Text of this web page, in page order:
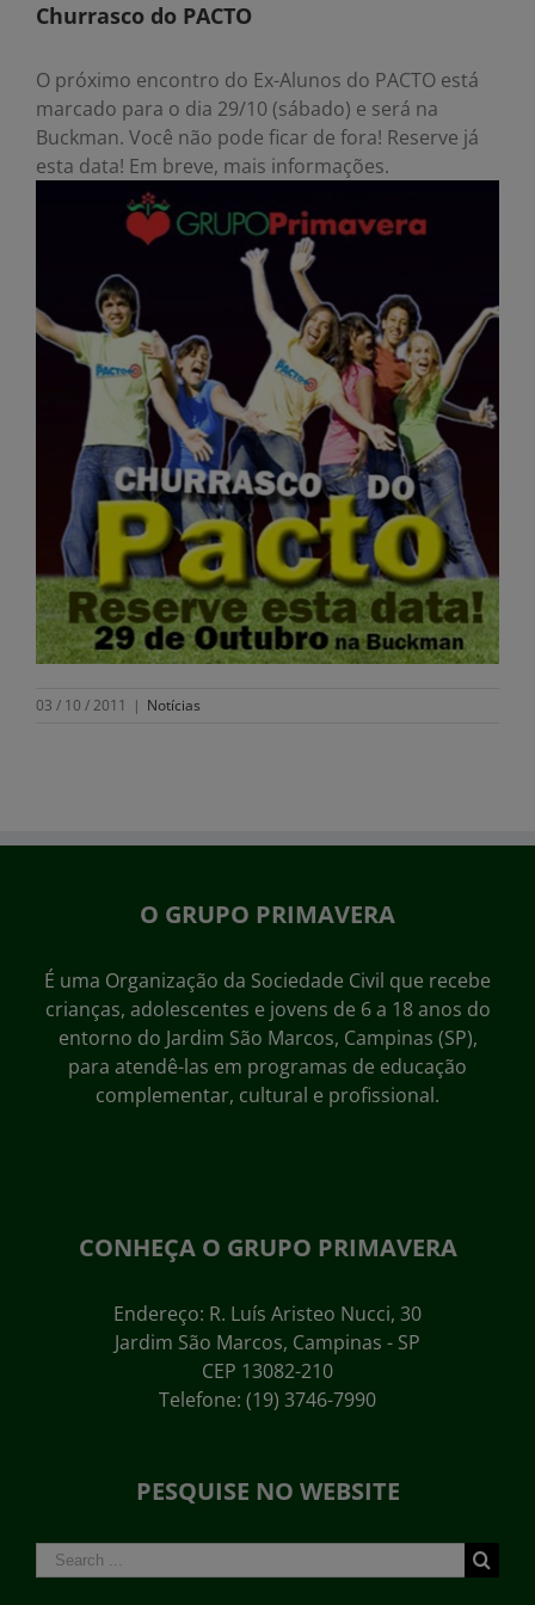
Churrasco do PACTO
O próximo encontro do Ex-Alunos do PACTO está
marcado para o dia 29/10 (sábado) e será na
Buckman. Você não pode ficar de fora! Reserve já
esta data! Em breve, mais informações.
03 / 10 / 2011 | Notícias
O GRUPO PRIMAVERA
É uma Organização da Sociedade Civil que recebe
crianças, adolescentes e jovens de 6 a 18 anos do
entorno do Jardim São Marcos, Campinas (SP),
para atendê-las em programas de educação
complementar, cultural e profissional.
CONHEÇA O GRUPO PRIMAVERA
Endereço: R. Luís Aristeo Nucci, 30
Jardim São Marcos, Campinas - SP
CEP 13082-210
Telefone: (19) 3746-7990
PESQUISE NO WEBSITE
Search
for: